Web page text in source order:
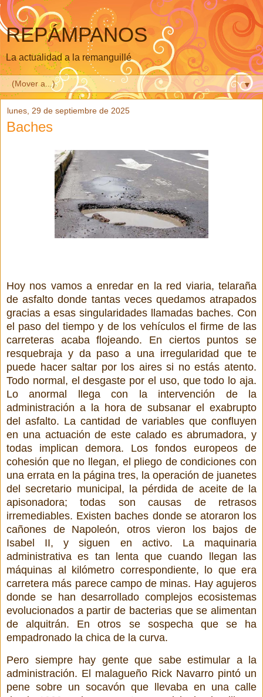
REPÁMPANOS
La actualidad a la remanguillé
▼
lunes, 29 de septiembre de 2025
Baches
Hoy nos vamos a enredar en la red viaria, telaraña
de asfalto donde tantas veces quedamos atrapados
gracias a esas singularidades llamadas baches. Con
el paso del tiempo y de los vehículos el firme de las
carreteras acaba flojeando. En ciertos puntos se
resquebraja y da paso a una irregularidad que te
puede hacer saltar por los aires si no estás atento.
Todo normal, el desgaste por el uso, que todo lo aja.
Lo anormal llega con la intervención de la
administración a la hora de subsanar el exabrupto
del asfalto. La cantidad de variables que confluyen
en una actuación de este calado es abrumadora, y
todas implican demora. Los fondos europeos de
cohesión que no llegan, el pliego de condiciones con
una errata en la página tres, la operación de juanetes
del secretario municipal, la pérdida de aceite de la
apisonadora; todas son causas de retrasos
irremediables. Existen baches donde se atoraron los
cañones de Napoleón, otros vieron los bajos de
Isabel II, y siguen en activo. La maquinaria
administrativa es tan lenta que cuando llegan las
máquinas al kilómetro correspondiente, lo que era
carretera más parece campo de minas. Hay agujeros
donde se han desarrollado complejos ecosistemas
evolucionados a partir de bacterias que se alimentan
de alquitrán. En otros se sospecha que se ha
empadronado la chica de la curva.
Pero siempre hay gente que sabe estimular a la
administración. El malagueño Rick Navarro pintó un
pene sobre un socavón que llevaba en una calle